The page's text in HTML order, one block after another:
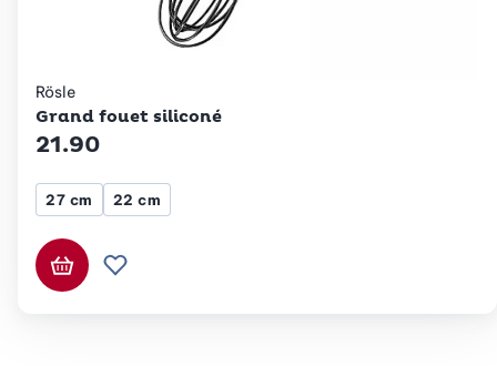
Rösle
Grand fouet siliconé
21.90
27 cm 22 cm
Ajouter au panier
Ajouter à la liste de souhaits.